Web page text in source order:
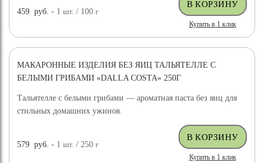
459 руб. - 1шт. / 100г
Купить в 1 клик
МАКАРОННЫЕ ИЗДЕЛИЯ БЕЗ ЯИЦ ТАЛЬЯТЕЛЛЕ С
БЕЛЫМИ ГРИБАМИ «DALLA COSTA» 250Г
Тальятелле с белыми грибами — ароматная паста без яиц для
стильных домашних ужинов.
579 руб. - 1шт. / 250г
Купить в 1 клик